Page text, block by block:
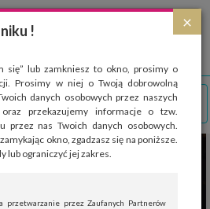
×
!
się” lub zamkniesz to okno, prosimy o
Prosimy w niej o Twoją dobrowolną
danych osobowych przez naszych
przekazujemy informacje o tzw.
przez nas Twoich danych osobowych.
okno, zgadzasz się na poniższe.
lub ograniczyć jej zakres.
przetwarzanie przez Zaufanych Partnerów
które służą głównie do celów statystycznych.
zezwalasz na zapisanie ich w pamięci
cookies